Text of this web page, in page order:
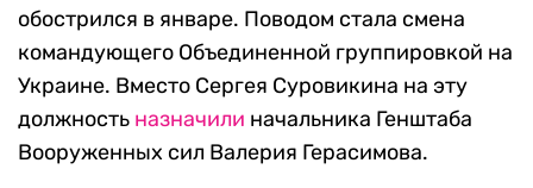
обострился в январе. Поводом стала смена
командующего Объединенной группировкой на
Украине. Вместо Сергея Суровикина на эту
должность назначили начальника Генштаба
Вооруженных сил Валерия Герасимова.